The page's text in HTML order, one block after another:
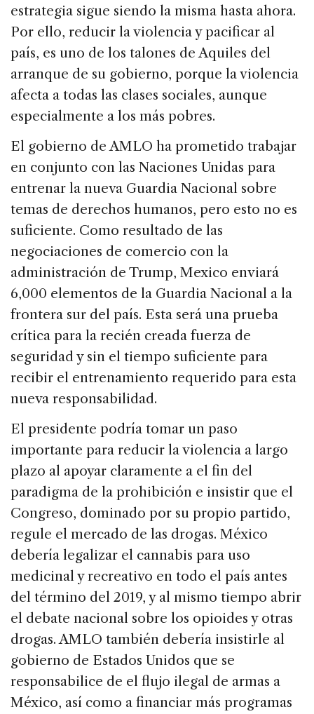
estrategia sigue siendo la misma hasta ahora.
Por ello, reducir la violencia y pacificar al
país, es uno de los talones de Aquiles del
arranque de su gobierno, porque la violencia
afecta a todas las clases sociales, aunque
especialmente a los más pobres.
El gobierno de AMLO ha prometido trabajar
en conjunto con las Naciones Unidas para
entrenar la nueva Guardia Nacional sobre
temas de derechos humanos, pero esto no es
suficiente. Como resultado de las
negociaciones de comercio con la
administración de Trump, Mexico enviará
6,000 elementos de la Guardia Nacional a la
frontera sur del país. Esta será una prueba
crítica para la recién creada fuerza de
seguridad y sin el tiempo suficiente para
recibir el entrenamiento requerido para esta
nueva responsabilidad.
El presidente podría tomar un paso
importante para reducir la violencia a largo
plazo al apoyar claramente a el fin del
paradigma de la prohibición e insistir que el
Congreso, dominado por su propio partido,
regule el mercado de las drogas. México
debería legalizar el cannabis para uso
medicinal y recreativo en todo el país antes
del término del 2019, y al mismo tiempo abrir
el debate nacional sobre los opioides y otras
drogas. AMLO también debería insistirle al
gobierno de Estados Unidos que se
responsabilice de el flujo ilegal de armas a
México, así como a financiar más programas